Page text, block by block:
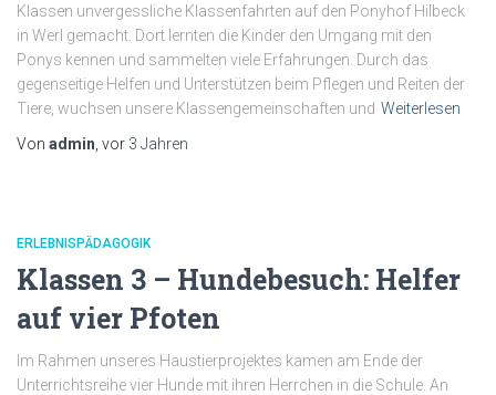
Klassen unvergessliche Klassenfahrten auf den Ponyhof Hilbeck
in Werl gemacht. Dort lernten die Kinder den Umgang mit den
Ponys kennen und sammelten viele Erfahrungen. Durch das
gegenseitige Helfen und Unterstützen beim Pflegen und Reiten der
Tiere, wuchsen unsere Klassengemeinschaften und Weiterlesen
Von admin , vor 3 Jahren
ERLEBNISPÄDAGOGIK
Klassen 3 – Hundebesuch: Helfer
auf vier Pfoten
Im Rahmen unseres Haustierprojektes kamen am Ende der
Unterrichtsreihe vier Hunde mit ihren Herrchen in die Schule. An